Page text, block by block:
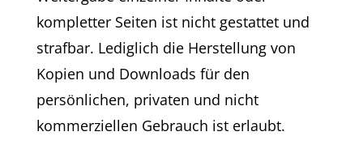
kompletter Seiten ist nicht gestattet und
strafbar. Lediglich die Herstellung von
Kopien und Downloads für den
persönlichen, privaten und nicht
kommerziellen Gebrauch ist erlaubt.